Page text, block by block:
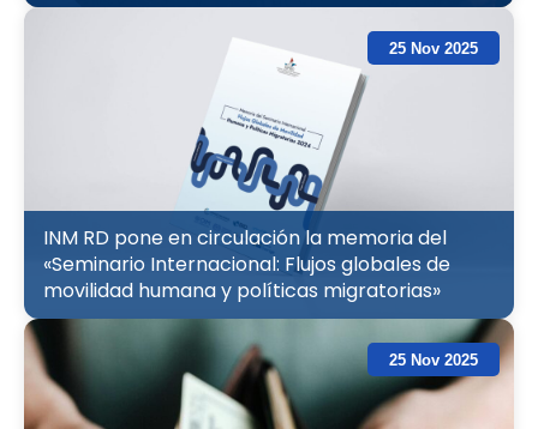
25 Nov 2025
INM RD pone en circulación la memoria del
«Seminario Internacional: Flujos globales de
movilidad humana y políticas migratorias»
25 Nov 2025